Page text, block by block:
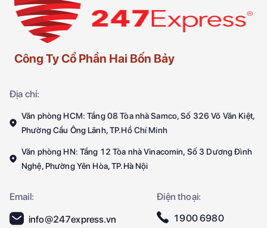
Công Ty Cổ Phần Hai Bốn Bảy
Địa chỉ:
Văn phòng HCM: Tầng 08 Tòa nhà Samco, Số 326 Võ Văn Kiệt,
Phường Cầu Ông Lãnh, TP.Hồ Chí Minh
Văn phòng HN: Tầng 12 Tòa nhà Vinacomin, Số 3 Dương Đình
Nghệ, Phường Yên Hòa, TP.Hà Nội
Email:
Điện thoại:
info@247express.vn
1900 6980